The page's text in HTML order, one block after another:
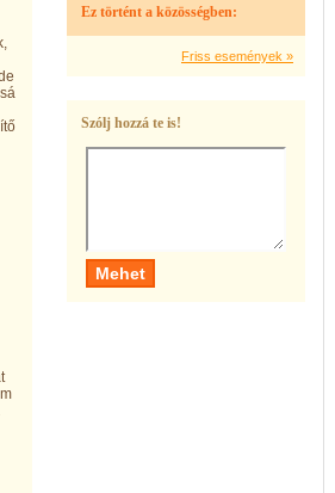
Ez történt a közösségben:
Friss események »
Szólj hozzá te is!